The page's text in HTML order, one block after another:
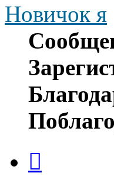
Новичок я